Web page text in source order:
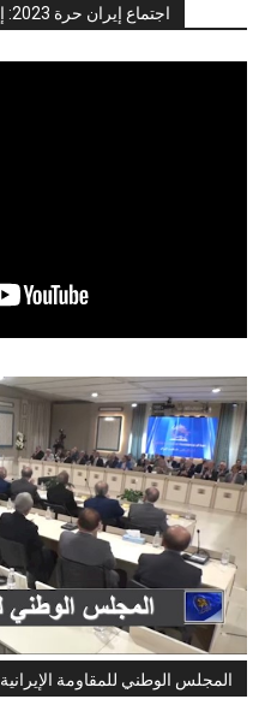
اجتماع إيران حرة 2023: إلى الأمام نحو جمهورية ديمقراطية
المجلس الوطني للمقاومة الإيرانية